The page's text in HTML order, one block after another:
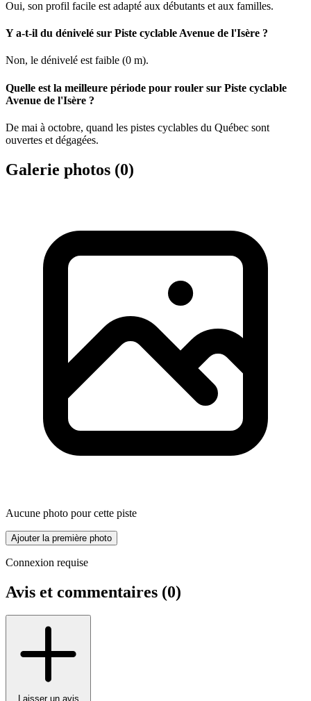
Oui, son profil facile est adapté aux débutants et aux familles.
Y a-t-il du dénivelé sur Piste cyclable Avenue de l'Isère ?
Non, le dénivelé est faible (0 m).
Quelle est la meilleure période pour rouler sur Piste cyclable
Avenue de l'Isère ?
De mai à octobre, quand les pistes cyclables du Québec sont
ouvertes et dégagées.
Galerie photos (0)
Aucune photo pour cette piste
Ajouter la première photo
Connexion requise
Avis et commentaires (0)
Laisser un avis